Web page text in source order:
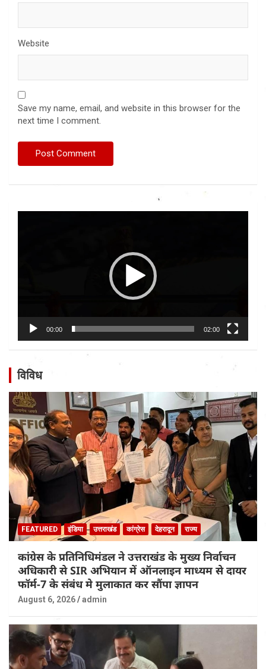
Website
Save my name, email, and website in this browser for the
next time I comment.
00:00 02:00
विविध
FEATURED इंडिया उत्तराखंड कांग्रेस देहरादून राज्य
कांग्रेस के प्रतिनिधिमंडल ने उत्तराखंड के मुख्य निर्वाचन
अधिकारी से SIR अभियान में ऑनलाइन माध्यम से दायर
फॉर्म-7 के संबंध मे मुलाकात कर सौंपा ज्ञापन
August 6, 2026 admin